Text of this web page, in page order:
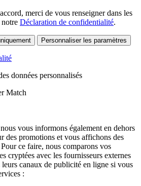
merci de vous renseigner dans les
notre Déclaration de confidentialité.
Personnaliser les paramètres
données personnalisés
Match
vous informons également en dehors
des promotions et vous affichons des
ce faire, nous comparons vos
cryptées avec les fournisseurs externes
canaux de publicité en ligne si vous
: